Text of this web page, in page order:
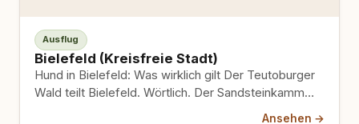
Ausflug
Bielefeld (Kreisfreie Stadt)
Hund in Bielefeld: Was wirklich gilt Der Teutoburger
Wald teilt Bielefeld. Wörtlich. Der Sandsteinkamm
Ansehen →